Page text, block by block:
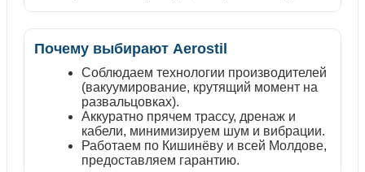
Почему выбирают Aerostil
Соблюдаем технологии производителей
(вакуумирование, крутящий момент на
развальцовках).
Аккуратно прячем трассу, дренаж и
кабели, минимизируем шум и вибрации.
Работаем по Кишинёву и всей Молдове,
предоставляем гарантию.